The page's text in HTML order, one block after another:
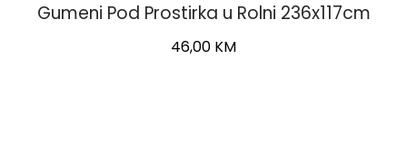
Gumeni Pod Prostirka u Rolni 236x117cm
46,00 KM